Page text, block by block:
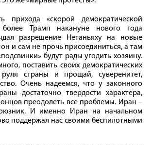
прихода «скорой демократической
Трамп накануне нового года
разрешение Нетаньяху на новые
и сам не прочь присоединиться, а там
будут рады угодить хозяину.
поставить своих демократических
страны и прощай, суверенитет,
Очень надеемся, что у законного
достаточно твердости характера,
преодолеть все проблемы. Иран –
И именно Иран на начальном
поддержал нас своими беспилотными